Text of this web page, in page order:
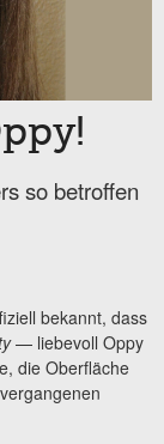
so betroffen
bekannt, dass
— liebevoll Oppy
die Oberfläche